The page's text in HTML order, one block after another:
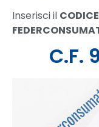
Inserisci il
C.F.